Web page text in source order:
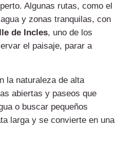
Algunas rutas, como el
y zonas tranquilas, con
de Incles, uno de los
el paisaje, parar a
la naturaleza de alta
abiertas y paseos que
o buscar pequeños
larga y se convierte en una